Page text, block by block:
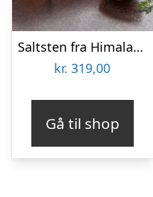
Saltsten fra Himalaya – KitchPro
kr. 319,00
Gå til shop